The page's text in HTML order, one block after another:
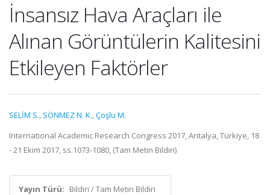
İnsansız Hava Araçları ile
Alınan Görüntülerin Kalitesini
Etkileyen Faktörler
SELİM S., SÖNMEZ N. K.,Çoşlu M.
International Academic Research Congress 2017, Antalya, Türkiye, 18
- 21 Ekim 2017, ss.1073-1080, (Tam Metin Bildiri)
Yayın Türü: Bildiri / Tam Metin Bildiri